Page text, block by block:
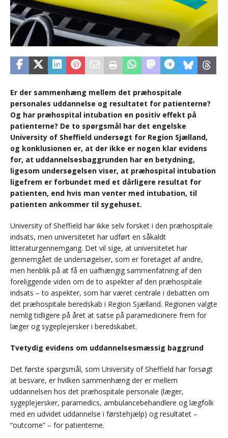
Er der sammenhæng mellem det præhospitale
personales uddannelse og resultatet for patienterne?
Og har præhospital intubation en positiv effekt på
patienterne? De to spørgsmål har det engelske
University of Sheffield undersøgt for Region Sjælland,
og konklusionen er, at der ikke er nogen klar evidens
for, at uddannelsesbaggrunden har en betydning,
ligesom undersøgelsen viser, at præhospital intubation
ligefrem er forbundet med et dårligere resultat for
patienten, end hvis man venter med intubation, til
patienten ankommer til sygehuset.
University of Sheffield har ikke selv forsket i den præhospitale
indsats, men universitetet har udført en såkaldt
litteraturgennemgang. Det vil sige, at universitetet har
gennemgået de undersøgelser, som er foretaget af andre,
men henblik på at få en uafhængig sammenfatning af den
foreliggende viden om de to aspekter af den præhospitale
indsats – to aspekter, som har været centrale i debatten om
det præhospitale beredskab i Region Sjælland. Regionen valgte
nemlig tidligere på året at satse på paramedicinere frem for
læger og sygeplejersker i beredskabet.
Tvetydig evidens om uddannelsesmæssig baggrund
Det første spørgsmål, som University of Sheffield har forsøgt
at besvare, er hvilken sammenhæng der er mellem
uddannelsen hos det præhospitale personale (læger,
sygeplejersker, paramedics, ambulancebehandlere og lægfolk
med en udvidet uddannelse i førstehjælp) og resultatet –
“outcome” – for patienterne.